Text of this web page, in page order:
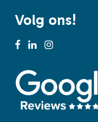
Volg ons!